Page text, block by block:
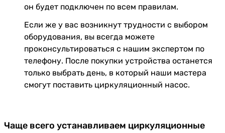
он будет подключен по всем правилам.
Если же у вас возникнут трудности с выбором
оборудования, вы всегда можете
проконсультироваться с нашим экспертом по
телефону. После покупки устройства останется
только выбрать день, в который наши мастера
смогут поставить циркуляционный насос.
Чаще всего устанавливаем циркуляционные